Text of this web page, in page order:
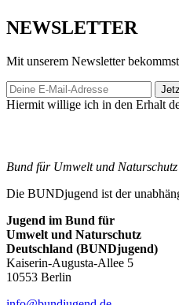
NEWSLETTER
Mit unserem Newsletter
Hiermit willige ich in den Erhalt
Bund für Umwelt und
Die BUNDjugend ist der
Jugend im Bund für
Umwelt und Naturschutz
Deutschland (BUNDjugend)
Kaiserin-Augusta-Allee 5
10553 Berlin